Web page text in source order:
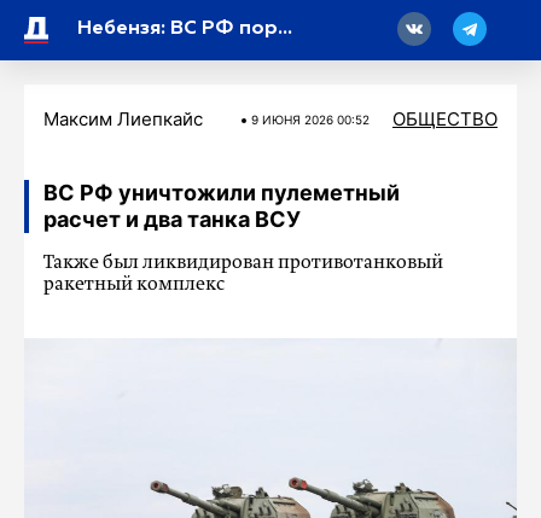
Небензя: ВС РФ поразили в Киеве десять военных предприятий
Максим Лиепкайс 9 ИЮНЯ 2026 00:52 ОБЩЕСТВО
ВС РФ уничтожили пулеметный
расчет и два танка ВСУ
Также был ликвидирован противотанковый
ракетный комплекс